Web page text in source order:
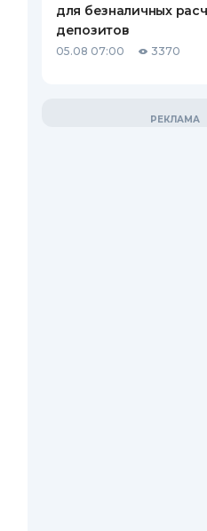
для безналичных
депозитов
05.08 07:00 3370